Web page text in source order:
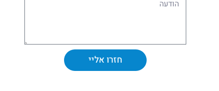
חזרו אליי